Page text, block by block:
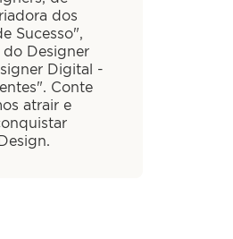
dos
Sucesso",
do Designer
Digital -
Conte
atrair e